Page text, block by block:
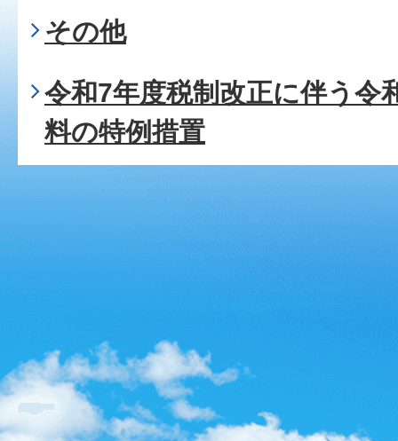
その他
令和7年度税制改正に伴う令
料の特例措置